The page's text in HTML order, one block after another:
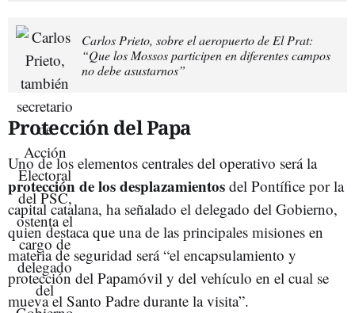
Carlos Prieto, sobre el aeropuerto de El Prat:
“Que los Mossos participen en diferentes campos
no debe asustarnos”
Protección del Papa
Uno de los elementos centrales del operativo será la
protección de los desplazamientos del Pontífice por la
capital catalana, ha señalado el delegado del Gobierno,
quien destaca que una de las principales misiones en
materia de seguridad será “el encapsulamiento y
protección del Papamóvil y del vehículo en el cual se
mueva el Santo Padre durante la visita”.